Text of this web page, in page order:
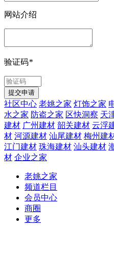
网站介绍
验证码*
社区中心 老姚之家 灯饰之家
水之家 防盗之家 区快洞察 天
建材 广州建材 韶关建材 云浮
材 河源建材 汕尾建材 梅州建
江门建材 珠海建材 汕头建材
材 企业之家
老姚之家
频道栏目
会员中心
商圈
更多